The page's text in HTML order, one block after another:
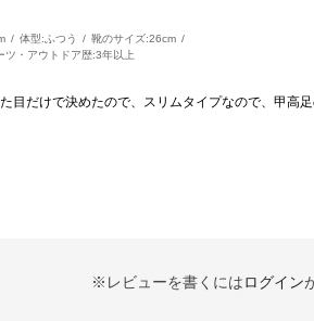
体型: ふつう 靴のサイズ:26cm
ツ・アウトドア歴:3年以上
目だけで決めたので、スリムタイプなので、甲高
※レビューを書くにはログイン